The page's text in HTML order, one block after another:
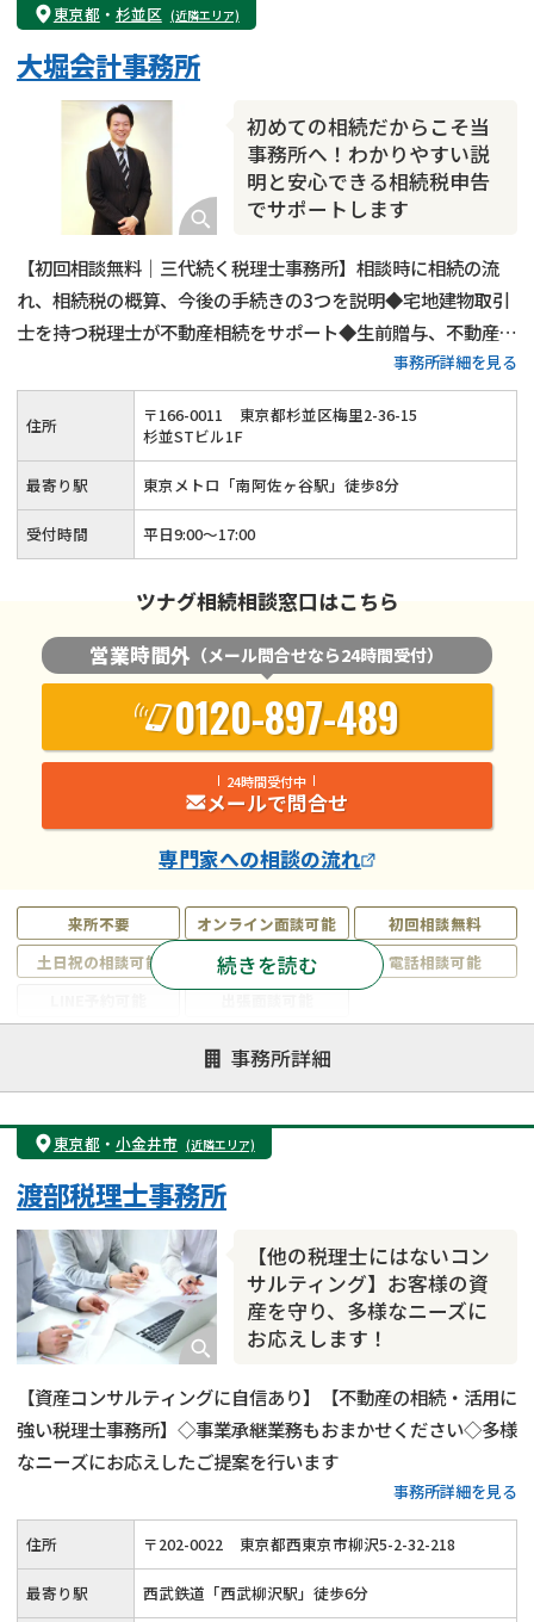
東京都 ・ 杉並区 (近隣エリア)
初めての相続だからこそ当
事務所へ！わかりやすい説
明と安心できる相続税申告
でサポートします
大堀会計事務所
【初回相談無料｜三代続く税理士事務所】相談時に相続の流
れ、相続税の概算、今後の手続きの3つを説明◆宅地建物取引
士を持つ税理士が不動産相続をサポート◆生前贈与、不動産活
用、遺言書作成といった生前対策も得意◆土日祝日相談（要予
約）とオンライン面談にも対応している忙しい方が相談しやす
い税理士事務所です。
事務所詳細を見る
来所不要 オンライン面談可能
初回相談無料
土日祝の相談可能
19時以降電話可能
電話相談可能
遺言書作成・遺言執行
相続放棄
相続登記
遺産分割
遺留分侵害額請求
相続税申告
相続手続き
銀行手続き
成年後見・任意後見
相続人調査
相続トラブル
続きを読む
住所 〒166-0011
東京都杉並区梅里2-36-15
杉並STビル1F
最寄り駅 東京メトロ「南阿佐ヶ谷駅」徒歩8分
受付時間 平日9:00～17:00
ツナグ相続相談窓口はこちら
営業時間外 （メール問合せなら24時間受付）
0120-897-489
24時間受付中
メールで問合せ
専門家への相談の流れ
事務所詳細
東京都 ・ 小金井市 (近隣エリア)
【他の税理士にはないコン
サルティング】お客様の資
産を守り、多様なニーズに
お応えします！
渡部税理士事務所
【資産コンサルティングに自信あり】【不動産の相続・活用に
強い税理士事務所】◇事業承継業務もおまかせください◇多様
なニーズにお応えしたご提案を行います
事務所詳細を見る
住所 〒202-0022 東京都西東京市柳沢5-2-32-218
最寄り駅 西武鉄道「西武柳沢駅」徒歩6分